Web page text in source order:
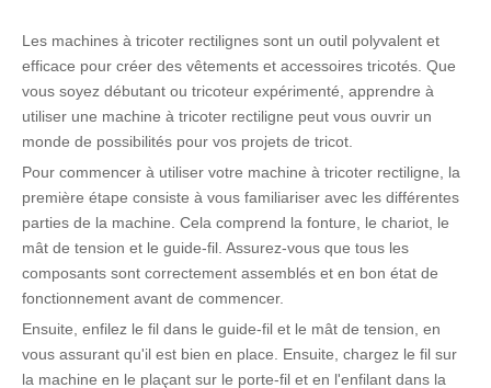
Les machines à tricoter rectilignes sont un outil polyvalent et
efficace pour créer des vêtements et accessoires tricotés. Que
vous soyez débutant ou tricoteur expérimenté, apprendre à
utiliser une machine à tricoter rectiligne peut vous ouvrir un
monde de possibilités pour vos projets de tricot.
Pour commencer à utiliser votre machine à tricoter rectiligne, la
première étape consiste à vous familiariser avec les différentes
parties de la machine. Cela comprend la fonture, le chariot, le
mât de tension et le guide-fil. Assurez-vous que tous les
composants sont correctement assemblés et en bon état de
fonctionnement avant de commencer.
Ensuite, enfilez le fil dans le guide-fil et le mât de tension, en
vous assurant qu'il est bien en place. Ensuite, chargez le fil sur
la machine en le plaçant sur le porte-fil et en l'enfilant dans la